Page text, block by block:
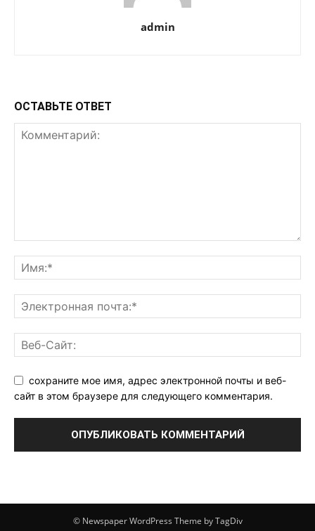
admin
ОСТАВЬТЕ ОТВЕТ
сохраните мое имя, адрес электронной почты и веб-
сайт в этом браузере для следующего комментария.
© Newspaper WordPress Theme by TagDiv